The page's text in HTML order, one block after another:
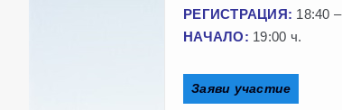
РЕГИСТРАЦИЯ: 18:40
НАЧАЛО: 19:00 ч.
Заяви участие